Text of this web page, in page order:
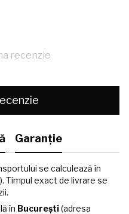
recenzie
Garanție
se calculează în
Timpul exact de livrare se
în București(adresa